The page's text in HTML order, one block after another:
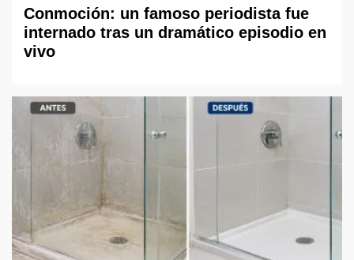
Conmoción: un famoso periodista fue
internado tras un dramático episodio en
vivo